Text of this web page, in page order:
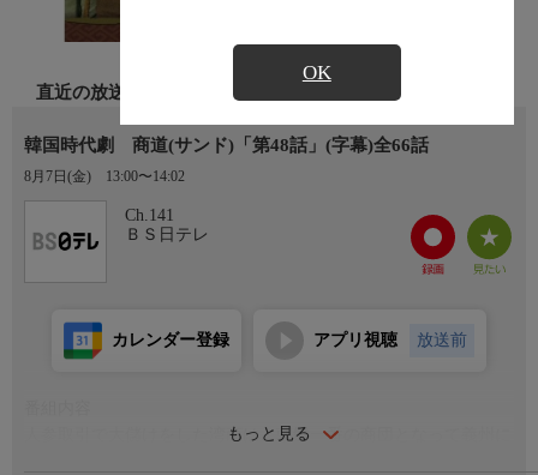
OK
直近の放送
韓国時代劇 商道(サンド)「第48話」(字幕)全66話
8月7日(金) 13:00〜14:02
Ch.141
ＢＳ日テレ
もっと見る
カレンダー登録 アプリ視聴 放送前
人参取引で大儲けをした湾商は、朝鮮一番の商団となって義州に